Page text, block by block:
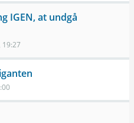
IGEN, at undgå
19:27